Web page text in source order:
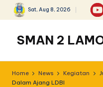
Skip
content
Sat, Aug 8, 2026
SMAN 2
Home News Kegiatan
Dalam Ajang LDBI